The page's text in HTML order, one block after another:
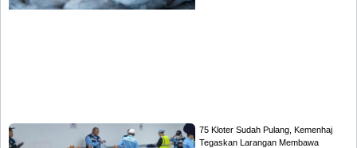
75 Kloter Sudah Pulang, Kemenhaj
Tegaskan Larangan Membawa